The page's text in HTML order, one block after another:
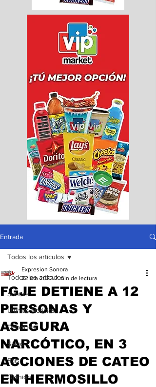
Entrada
Todos los articulos
Sonora
Ultimas Noticias
Deportes
Salud
País
Opinión
Todos los articulos
FGJE DETIENE A 12
PERSONAS Y
ASEGURA
NARCÓTICO, EN 3
ACCIONES DE CATEO
EN HERMOSILLO
Expresion Sonora
22 feb 2022 2 min de lectura